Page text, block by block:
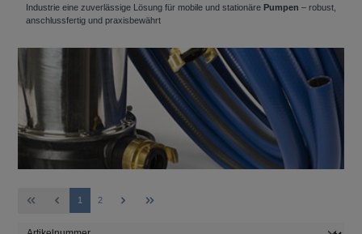
Industrie eine zuverlässige Lösung für mobile und stationäre Pumpen – robust,
anschlussfertig und praxisbewährt
Seite
1 Seite
2